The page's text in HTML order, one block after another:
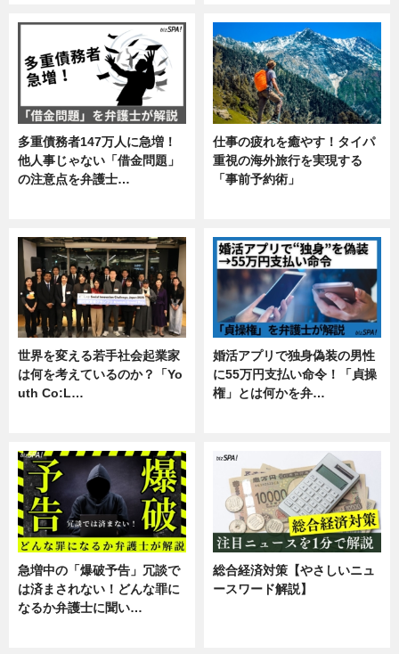
多重債務者147万人に急増！
他人事じゃない「借金問題」
の注意点を弁護士…
仕事の疲れを癒やす！タイパ
重視の海外旅行を実現する
「事前予約術」
世界を変える若手社会起業家
は何を考えているのか？「Yo
uth Co:L…
婚活アプリで独身偽装の男性
に55万円支払い命令！「貞操
権」とは何かを弁…
急増中の「爆破予告」冗談で
は済まされない！どんな罪に
なるか弁護士に聞い…
総合経済対策【やさしいニュ
ースワード解説】